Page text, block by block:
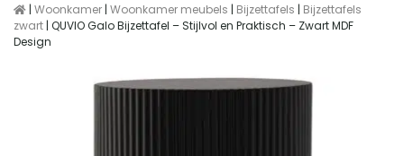
| Woonkamer | Woonkamer meubels | Bijzettafels | Bijzettafels
zwart | QUVIO Galo Bijzettafel – Stijlvol en Praktisch – Zwart MDF
Design